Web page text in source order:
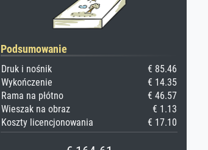
Podsumowanie
Druk i nośnik
€ 85.46
Wykończenie
€ 14.35
Rama na płótno
€ 46.57
Wieszak na obraz
€ 1.13
Koszty licencjonowania
€ 17.10